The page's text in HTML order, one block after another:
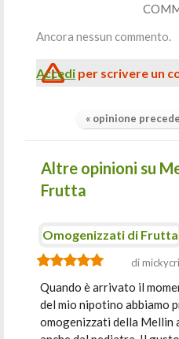
Ancora nessun commento.
Accedi per scrivere un
« opinione
Altre opinioni su
Frutta
Omogenizzati di Frutta
di mickycri
Quando è arrivato il
del mio nipotino abbiamo
omogenizzati della